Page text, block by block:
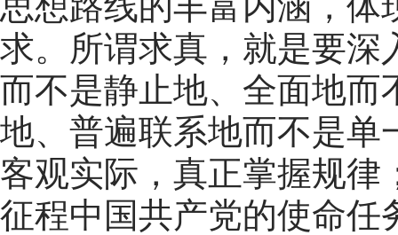
求。所谓求真，就是要深
而不是静止地、全面地而
地、普遍联系地而不是单
客观实际，真正掌握规律
征程中国共产党的使命任